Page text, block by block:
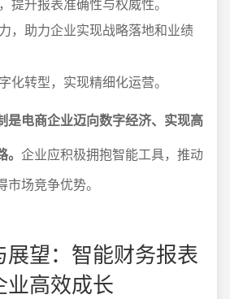
，助力企业实现战略落地和业绩
化转型，实现精细化运营。
是电商企业迈向数字经济、实现高
企业应积极拥抱智能工具，推动
场竞争优势。
展望：智能财务报表
高效成长